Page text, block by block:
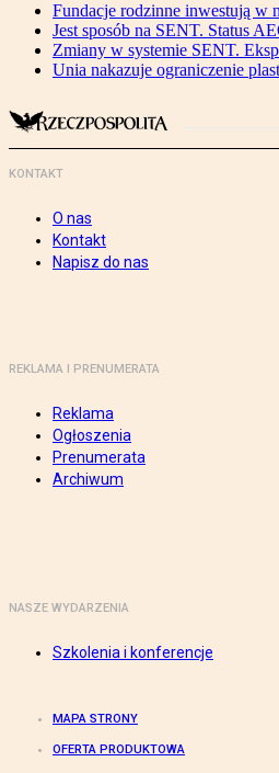
Fundacje rodzinne inwestują w
Jest sposób na SENT. Status
Zmiany w systemie SENT.
Unia nakazuje ograniczenie
KONTAKT
O nas
Kontakt
Napisz do nas
REKLAMA I PRENUMERATA
Reklama
Ogłoszenia
Prenumerata
Archiwum
NASZE WYDARZENIA
Szkolenia i konferencje
MAPA STRONY
OFERTA PRODUKTOWA